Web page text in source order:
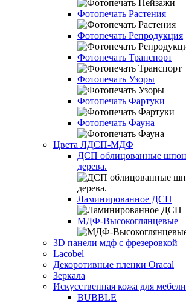
Фотопечать Растения
Фотопечать Репродукция
Фотопечать Транспорт
Фотопечать Узоры
Фотопечать Фартуки
Фотопечать Фауна
Цвета ЛДСП-МДФ
ДСП облицованные
дерева.
Ламинированное ДСП
МДФ-Высокоглянцевые
3D панели мдф с фрезеровкой
Lacobel
Декоротивные пленки Oracal
Зеркала
Искусственная кожа для мебели
BUBBLE